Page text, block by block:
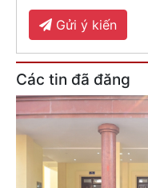
Gửi ý kiến
Các tin đã đăng